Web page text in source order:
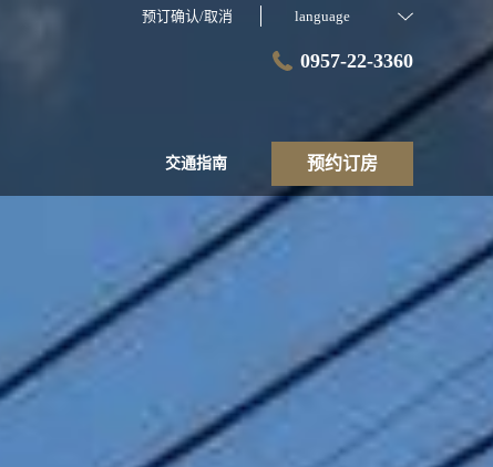
预订确认/取消 language
0957-22-3360
交通指南 预约订房